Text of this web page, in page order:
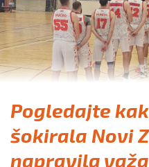
Pogledajte
šokirala Novi
napravila